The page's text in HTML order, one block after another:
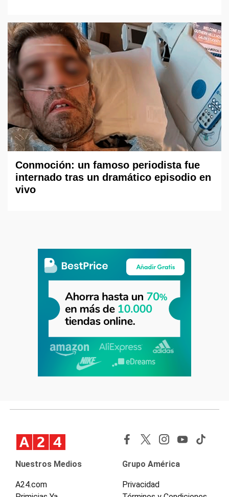
Conmoción: un famoso periodista fue
internado tras un dramático episodio en
vivo
Nuestros Medios
A24.com
Grupo América
Privacidad